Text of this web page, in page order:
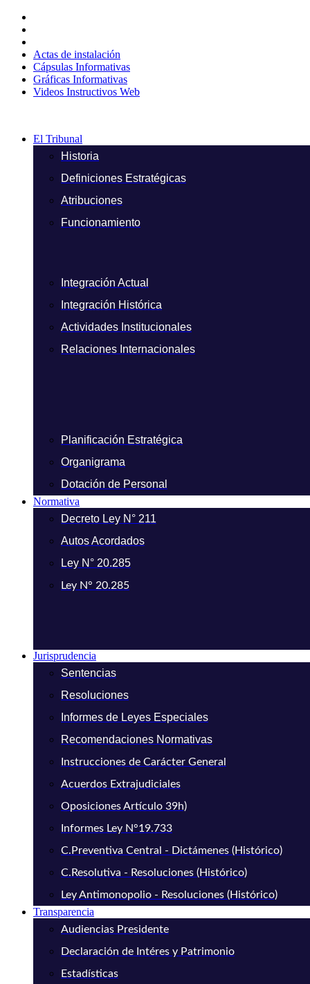
contenido
Actas de instalación
Cápsulas Informativas
Gráficas Informativas
Videos Instructivos Web
El Tribunal
Historia
Definiciones Estratégicas
Atribuciones
Funcionamiento
Integración Actual
Integración Histórica
Actividades Institucionales
Relaciones Internacionales
Planificación Estratégica
Organigrama
Dotación de Personal
Normativa
Decreto Ley N° 211
Autos Acordados
Ley N° 20.285
Ley N° 20.285
Jurisprudencia
Sentencias
Resoluciones
Informes de Leyes Especiales
Recomendaciones Normativas
Instrucciones de Carácter General
Acuerdos Extrajudiciales
Oposiciones Artículo 39h)
Informes Ley N°19.733
C.Preventiva Central - Dictámenes (Histórico)
C.Resolutiva - Resoluciones (Histórico)
Ley Antimonopolio - Resoluciones (Histórico)
Transparencia
Audiencias Presidente
Declaración de Intéres y Patrimonio
Estadísticas